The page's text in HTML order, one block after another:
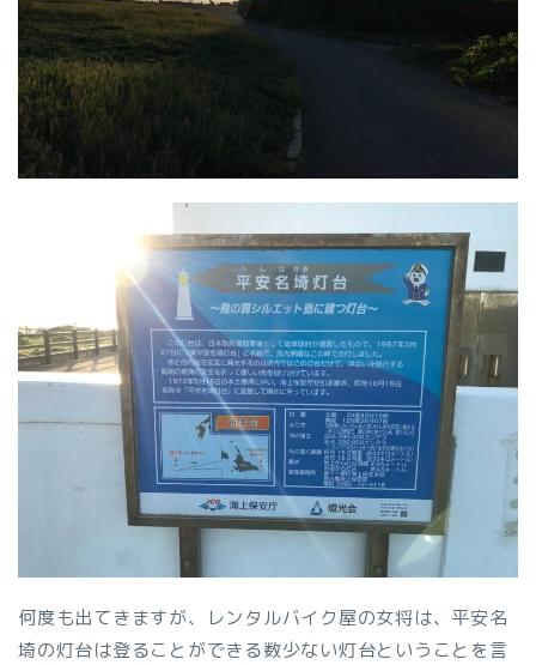
何度も出てきますが、レンタルバイク屋の女将は、平安名
埼の灯台は登ることができる数少ない灯台ということを言